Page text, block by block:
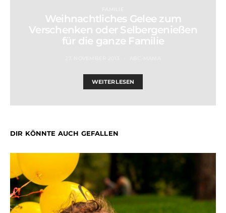
FAMILIE
Weihnachtliches Gelee zum
Verschenken oder Selbergenießen
für die ganze Familie
WEITERLESEN
DIR KÖNNTE AUCH GEFALLEN